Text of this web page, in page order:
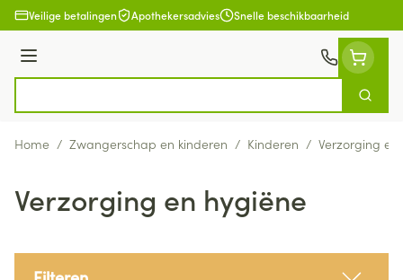
Ga naar de inhoud
Veilige betalingen Apothekersadvies Snelle beschikbaarheid
Menu
Zoek
Home / Zwangerschap en kinderen / Kinderen / Verzorging en
Verzorging en hygiëne